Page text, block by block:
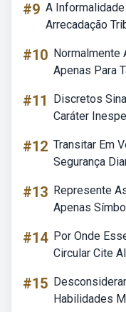
#9 A
Arrecadação
#10 Normalmente
Apenas Para
#11
Discretos
Caráter
#12 Transitar Em
Segurança
#13 Represente
Apenas
#14 Por Onde
Circular Cite
#15
Habilidades